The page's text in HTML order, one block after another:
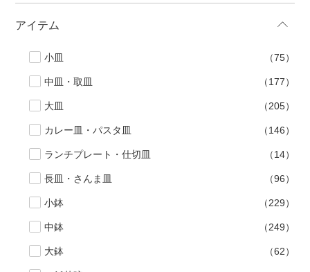
アイテム
小皿 （75）
中皿・取皿 （177）
大皿 （205）
カレー皿・パスタ皿 （146）
ランチプレート・仕切皿 （14）
長皿・さんま皿 （96）
小鉢 （229）
中鉢 （249）
大鉢 （62）